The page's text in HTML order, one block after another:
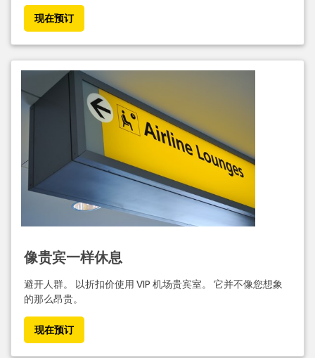
现在预订
像贵宾一样休息
避开人群。 以折扣价使用 VIP 机场贵宾室。 它并不像您想象
的那么昂贵。
现在预订